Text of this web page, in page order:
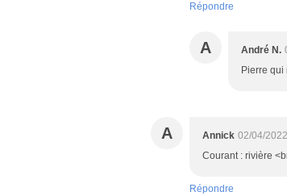
Répondre
A André N.
Pierre qui
A Annick 02/04/
Courant : rivière
Répondre